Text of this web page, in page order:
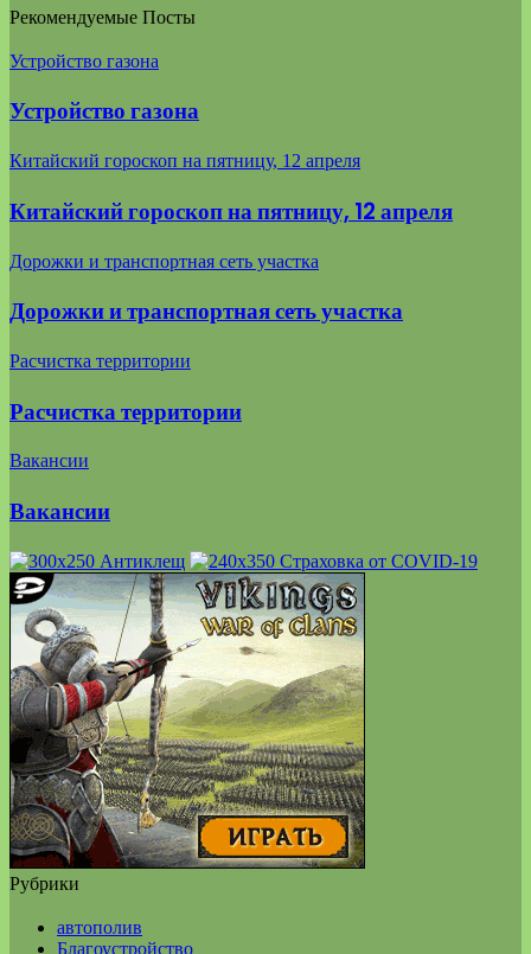
Рекомендуемые Посты
Устройство газона
Устройство газона
Китайский гороскоп на пятницу, 12 апреля
Китайский гороскоп на пятницу, 12 апреля
Дорожки и транспортная сеть участка
Дорожки и транспортная сеть участка
Расчистка территории
Расчистка территории
Вакансии
Вакансии
Рубрики
автополив
Благоустройство